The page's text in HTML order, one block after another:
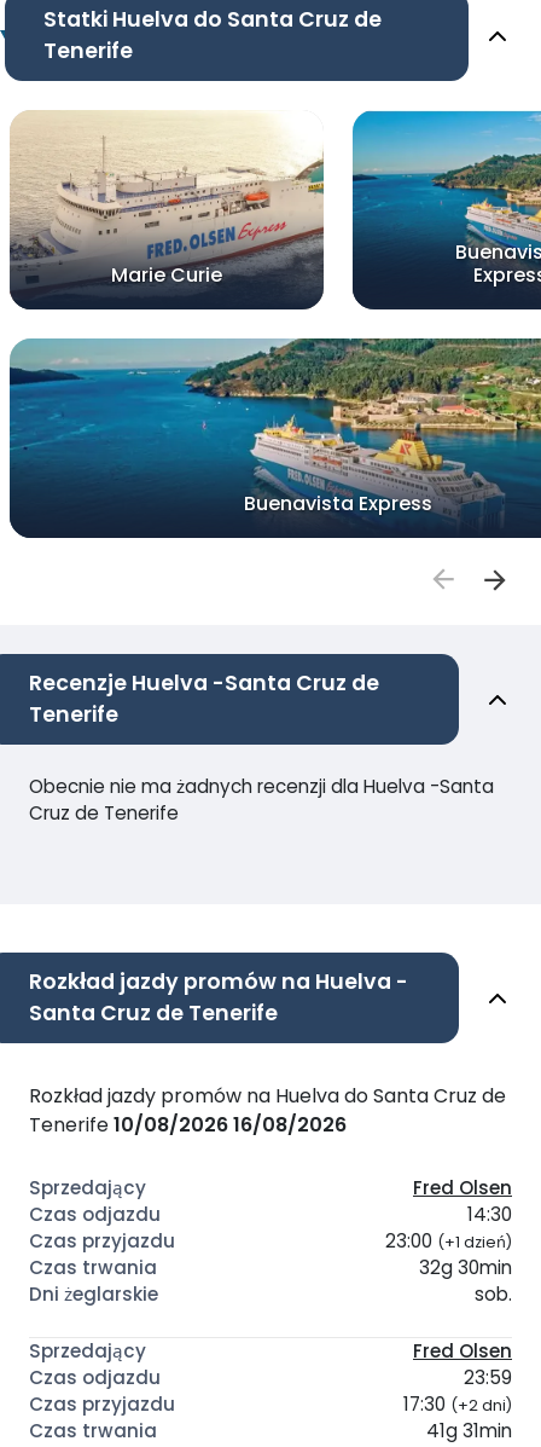
Statki Huelva do Santa Cruz de
Tenerife
Marie Curie
Buenavista Express
Recenzje Huelva -Santa Cruz de
Tenerife
Obecnie nie ma żadnych recenzji dla Huelva -Santa
Cruz de Tenerife
Rozkład jazdy promów na Huelva -
Santa Cruz de Tenerife
Rozkład jazdy promów na Huelva do Santa Cruz de
Tenerife10/08/202616/08/2026
Fred Olsen
14:30
23:00 (+1 dzień)
32g 30min
sob.
Fred Olsen
23:59
17:30 (+2 dni)
41g 31min